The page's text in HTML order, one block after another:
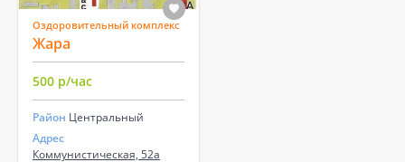
Оздоровительный комплекс
Жара
500 р/час
Район Центральный
Адрес
Коммунистическая, 52а